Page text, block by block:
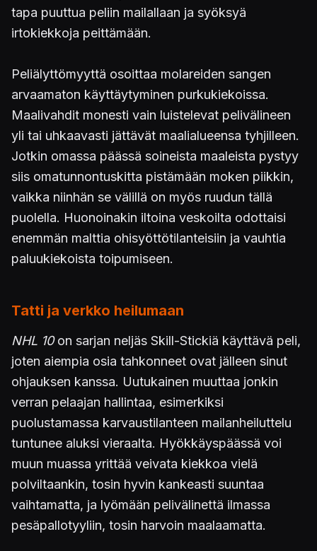
tapa puuttua peliin mailallaan ja syöksyä
irtokiekkoja peittämään.
Peliälyttömyyttä osoittaa molareiden sangen
arvaamaton käyttäytyminen purkukiekoissa.
Maalivahdit monesti vain luistelevat pelivälineen
yli tai uhkaavasti jättävät maalialueensa tyhjilleen.
Jotkin omassa päässä soineista maaleista pystyy
siis omatunnontuskitta pistämään moken piikkin,
vaikka niinhän se välillä on myös ruudun tällä
puolella. Huonoinakin iltoina veskoilta odottaisi
enemmän malttia ohisyöttötilanteisiin ja vauhtia
paluukiekoista toipumiseen.
Tatti ja verkko heilumaan
NHL 10on sarjan neljäs Skill-Stickiä käyttävä peli,
joten aiempia osia tahkonneet ovat jälleen sinut
ohjauksen kanssa. Uutukainen muuttaa jonkin
verran pelaajan hallintaa, esimerkiksi
puolustamassa karvaustilanteen mailanheiluttelu
tuntunee aluksi vieraalta. Hyökkäyspäässä voi
muun muassa yrittää veivata kiekkoa vielä
polviltaankin, tosin hyvin kankeasti suuntaa
vaihtamatta, ja lyömään pelivälinettä ilmassa
pesäpallotyyliin, tosin harvoin maalaamatta.